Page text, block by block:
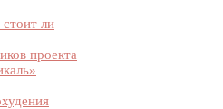
ли
проекта